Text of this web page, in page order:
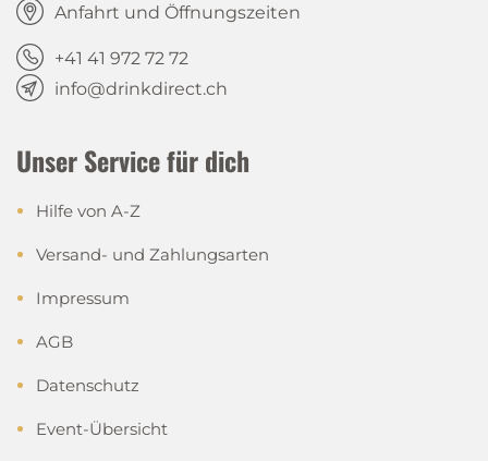
Anfahrt und Öffnungszeiten
+41 41 972 72 72
info@drinkdirect.ch
Unser Service für dich
Hilfe von A-Z
Versand- und Zahlungsarten
Impressum
AGB
Datenschutz
Event-Übersicht